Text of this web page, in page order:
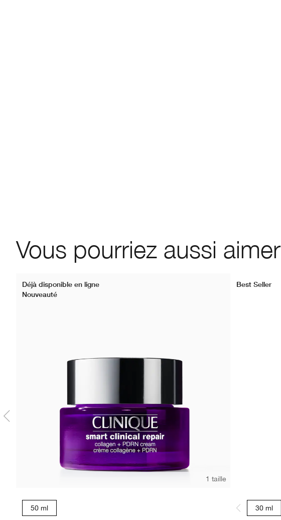
Vous pourriez aussi aimer
Déjà disponible en ligne
Nouveauté
1 taille
50 ml
Best Seller
30 ml